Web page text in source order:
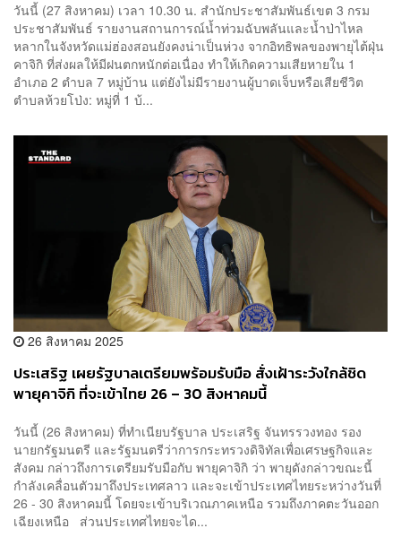
วันนี้ (27 สิงหาคม) เวลา 10.30 น. สำนักประชาสัมพันธ์เขต 3 กรม
ประชาสัมพันธ์ รายงานสถานการณ์น้ำท่วมฉับพลันและน้ำป่าไหล
หลากในจังหวัดแม่ฮ่องสอนยังคงน่าเป็นห่วง จากอิทธิพลของพายุไต้ฝุ่น
คาจิกิ ที่ส่งผลให้มีฝนตกหนักต่อเนื่อง ทำให้เกิดความเสียหายใน 1
อำเภอ 2 ตำบล 7 หมู่บ้าน แต่ยังไม่มีรายงานผู้บาดเจ็บหรือเสียชีวิต
ตำบลห้วยโป่ง: หมู่ที่ 1 บ้...
26 สิงหาคม 2025
ประเสริฐ เผยรัฐบาลเตรียมพร้อมรับมือ สั่งเฝ้าระวังใกล้ชิด
พายุคาจิกิ ที่จะเข้าไทย 26 – 30 สิงหาคมนี้
วันนี้ (26 สิงหาคม) ที่ทำเนียบรัฐบาล ประเสริฐ จันทรรวงทอง รอง
นายกรัฐมนตรี และรัฐมนตรีว่าการกระทรวงดิจิทัลเพื่อเศรษฐกิจและ
สังคม กล่าวถึงการเตรียมรับมือกับ พายุคาจิกิ ว่า พายุดังกล่าวขณะนี้
กำลังเคลื่อนตัวมาถึงประเทศลาว และจะเข้าประเทศไทยระหว่างวันที่
26 - 30 สิงหาคมนี้ โดยจะเข้าบริเวณภาคเหนือ รวมถึงภาคตะวันออก
เฉียงเหนือ ส่วนประเทศไทยจะได...